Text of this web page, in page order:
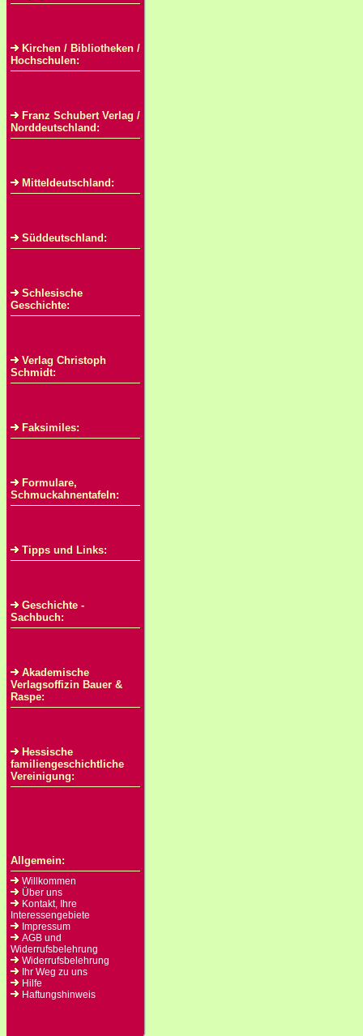
Kirchen / Bibliotheken /
Hochschulen:
Franz Schubert Verlag /
Norddeutschland:
Mitteldeutschland:
Süddeutschland:
Schlesische
Geschichte:
Verlag Christoph
Schmidt:
Faksimiles:
Formulare,
Schmuckahnentafeln:
Tipps und Links:
Geschichte -
Sachbuch:
Akademische
Verlagsoffizin Bauer &
Raspe:
Hessische
familiengeschichtliche
Vereinigung:
Allgemein:
Willkommen
Über uns
Kontakt, Ihre
Interessengebiete
Impressum
AGB und
Widerrufsbelehrung
Widerrufsbelehrung
Ihr Weg zu uns
Hilfe
Haftungshinweis